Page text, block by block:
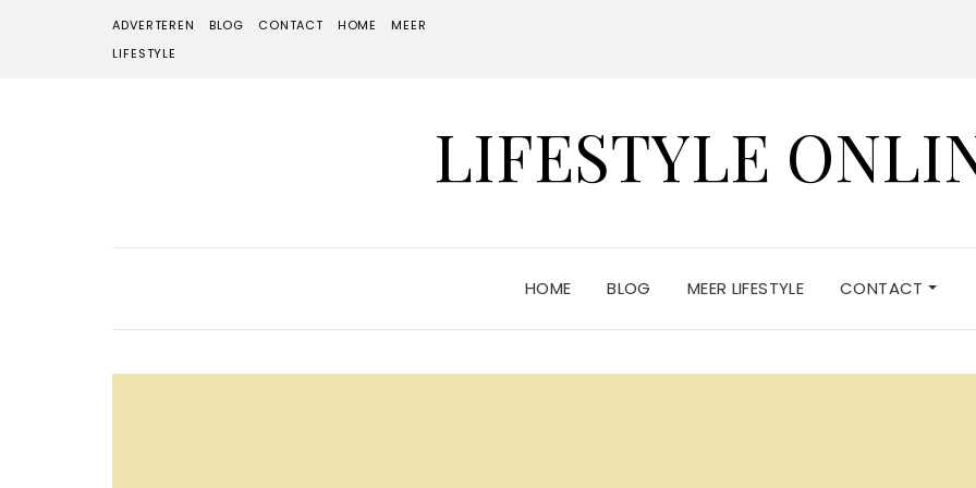
ADVERTEREN BLOG CONTACT HOME
MEER
LIFESTYLE
LIFESTYLE
HOME BLOG MEER LIFESTYLE CONTACT